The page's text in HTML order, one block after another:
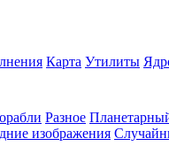
Карта Утилиты
Разное
изображения